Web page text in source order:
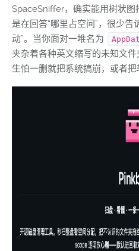
SpaceSniffer，确实能用树状图
是在回答“哪里占空间”，很少告
动”。当你面对一堆名为
夹杂着各种英文缩写的未知文件
生怕一删就把系统搞崩，或者把